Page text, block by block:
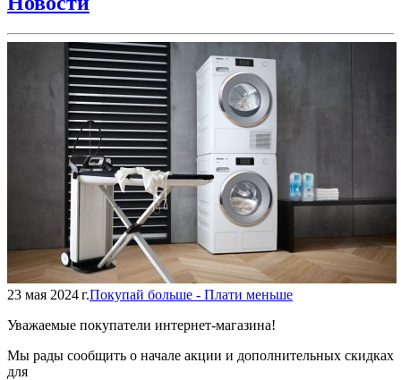
23 мая 2024 г.Покупай больше - Плати меньше
Уважаемые покупатели интернет-магазина!
Мы рады сообщить о начале акции и дополнительных скидках
для